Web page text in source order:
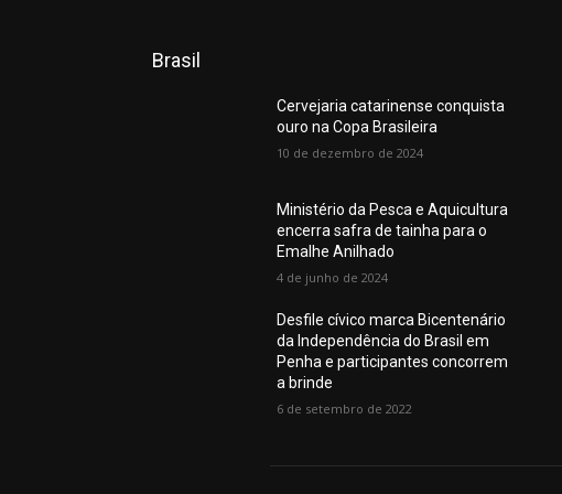
Brasil
Cervejaria catarinense conquista
ouro na Copa Brasileira
10 de dezembro de 2024
Ministério da Pesca e Aquicultura
encerra safra de tainha para o
Emalhe Anilhado
4 de junho de 2024
Desfile cívico marca Bicentenário
da Independência do Brasil em
Penha e participantes concorrem
a brinde
6 de setembro de 2022